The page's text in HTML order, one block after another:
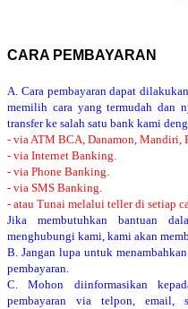
CARA PEMBAYARAN
A. Cara pembayaran dapat
memilih cara yang termudah dan
transfer ke salah satu bank kami
- via ATM BCA, Danamon, Mandiri,
- via Internet Banking.
- via Phone Banking.
- via SMS Banking.
- atau Tunai melalui teller di setiap
Jika membutuhkan bantuan
menghubungi kami, kami akan
B. Jangan lupa untuk
pembayaran.
C. Mohon diinformasikan
pembayaran via telpon,